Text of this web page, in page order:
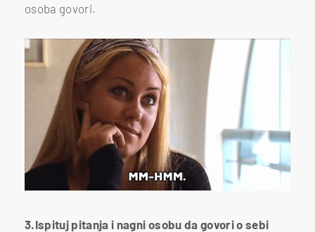
osoba govori.
3.Ispituj pitanja i nagni osobu da govori o sebi